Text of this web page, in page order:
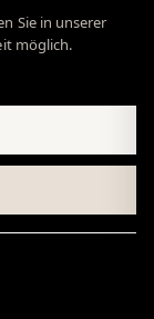
Sie in unserer
möglich.